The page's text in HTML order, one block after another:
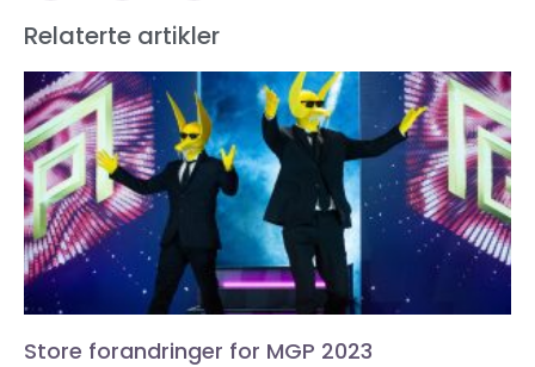
Relaterte artikler
Store forandringer for MGP 2023